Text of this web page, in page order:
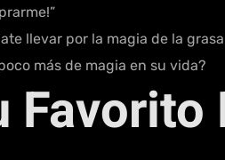
llevar por la magia de la
más de magia en su vida?
Favorito